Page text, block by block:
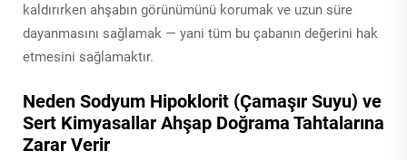
kaldırırken ahşabın görünümünü korumak ve uzun süre
dayanmasını sağlamak — yani tüm bu çabanın değerini hak
etmesini sağlamaktır.
Neden Sodyum Hipoklorit (Çamaşır Suyu) ve
Sert Kimyasallar Ahşap Doğrama Tahtalarına
Zarar Verir